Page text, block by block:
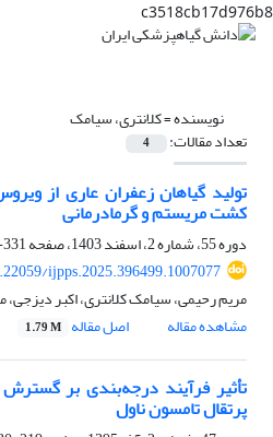
c3518cb17d976b8
نویسنده =کلانتری، سیامک
تعداد مقالات: 4
تولید گیاهان زعفران عاری از
کشت مریستم و گرمادرمانی
دوره 55، شماره 2، اسفند 1403، صفحه
331-348
ijpps.2025.396499.1007077
مریم رحیمی، سیامک کلانتری، اکبر
مشاهده مقاله
اصل مقاله 1.79 M
تأثیر فرآیند درجه‌بندی بر
پرتقال تامسون ناول